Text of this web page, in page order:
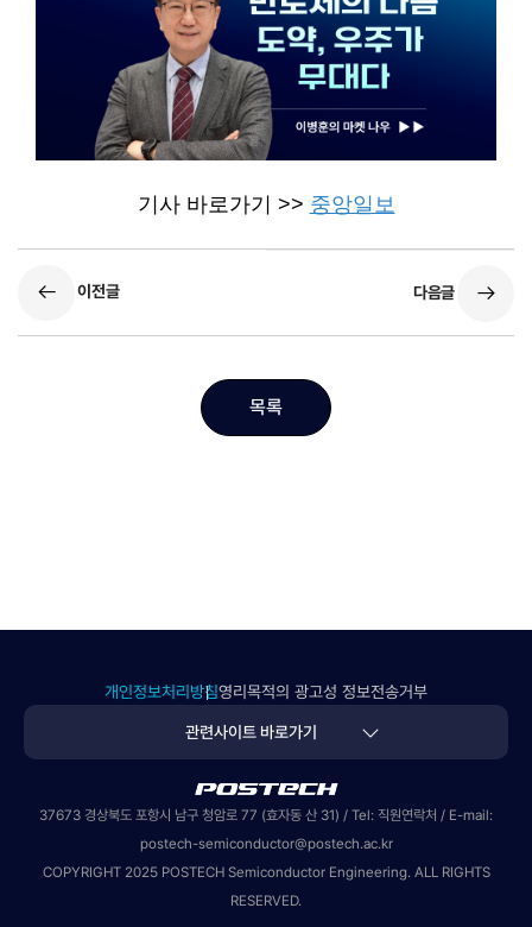
기사 바로가기 >> 중앙일보
이전글 다음글
목록
개인정보처리방침영리목적의 광고성 정보전송거부
관련사이트 바로가기
37673 경상북도 포항시 남구 청암로 77 (효자동 산 31) / Tel: 직원연락처 / E-mail:
postech-semiconductor@postech.ac.kr
COPYRIGHT 2025 POSTECH Semiconductor Engineering. ALL RIGHTS
RESERVED.